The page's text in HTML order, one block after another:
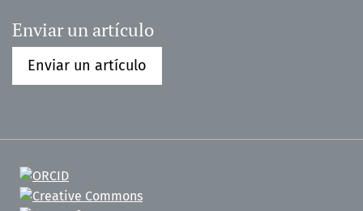
Enviar un artículo
Enviar un artículo